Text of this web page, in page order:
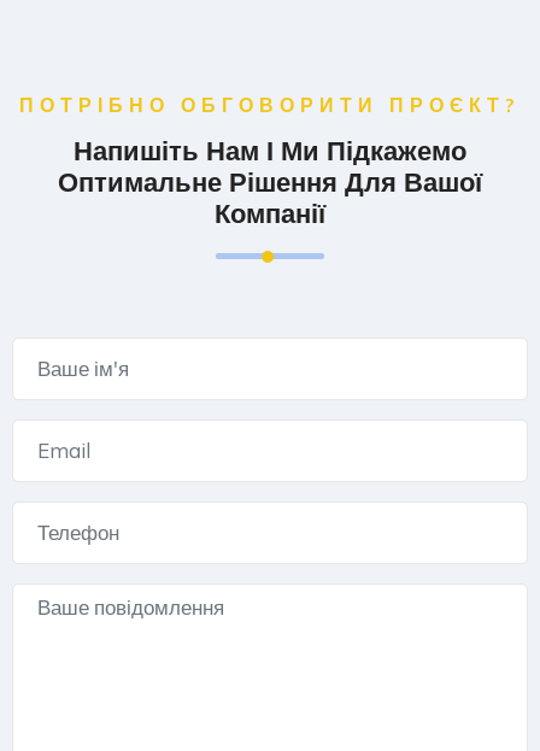
ПОТРІБНО ОБГОВОРИТИ ПРОЄКТ?
Напишіть Нам І Ми Підкажемо
Оптимальне Рішення Для Вашої
Компанії